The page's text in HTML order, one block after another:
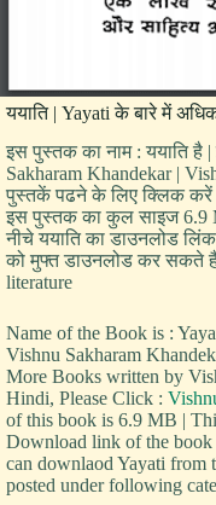
ययाति | Yayati के बारे में
इस पुस्तक का नाम : ययाति
Sakharam Khandekar |
पुस्तकें पढने के लिए क्लिक करें
इस पुस्तक का कुल साइज 6.9
नीचे ययाति का डाउनलोड
को मुफ्त डाउनलोड कर सकते हैं
literature
Name of the Book is :
Vishnu Sakharam
More Books written by
Hindi, Please Click :
of this book is 6.9 MB |
Download link of the
can downlaod Yayati from
posted under following